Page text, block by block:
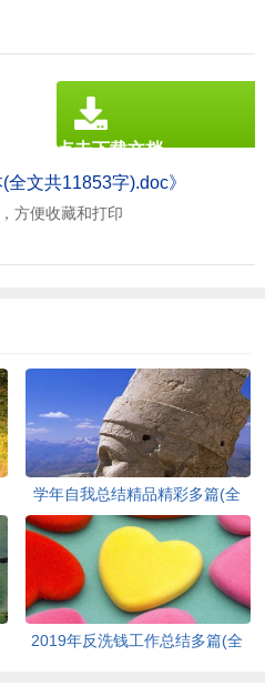
全文共11853字).doc》
方便收藏和打印
点击下载文档
文档为doc格式
学年自我总结精品精彩多篇(全
文共8656字)
2019年反洗钱工作总结多篇(全